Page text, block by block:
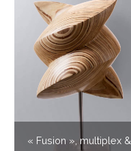
« Fusion », multiplex &